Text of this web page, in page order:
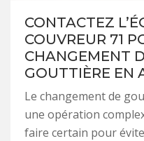
CONTACTEZ
COUVREUR 71
CHANGEMENT
GOUTTIÈRE EN
Le changement de
une opération
faire certain pour